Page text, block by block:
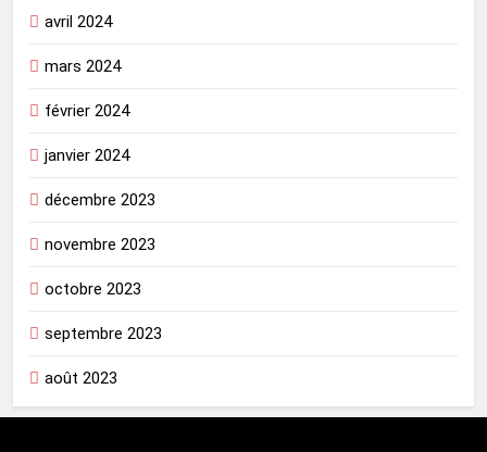
avril 2024
mars 2024
février 2024
janvier 2024
décembre 2023
novembre 2023
octobre 2023
septembre 2023
août 2023